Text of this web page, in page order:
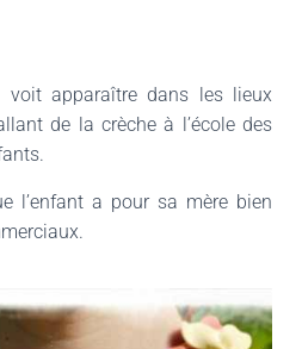
voit apparaître dans les lieux
de la crèche à l’école des
l’enfant a pour sa mère bien